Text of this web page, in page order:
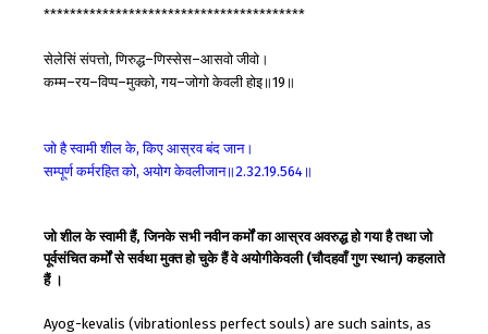
****************************************
सेलेसिंसंपत्तो,णिरुद्ध–णिस्सेस–आसवोजीवो।
कम्म–रय–विप्प–मुक्को,गय–जोगोकेवलीहोइ॥19 ॥
जोहैस्वामीशीलके,किएआस्रवबंदजान।
सम्पूर्णकर्मरहितको, अयोगकेवलीजान॥2.32.19.564 ॥
जो शील के स्वामी हैं, जिनके सभी नवीन कर्मों का आस्रव अवरुद्ध हो गया है तथा जो
पूर्वसंचित कर्मों से सर्वथा मुक्त हो चुके हैं वे अयोगीकेवली (चौदहवाँ गुण स्थान) कहलाते
हैं ।
Ayog-kevalis (vibrationless perfect souls) are such saints, as